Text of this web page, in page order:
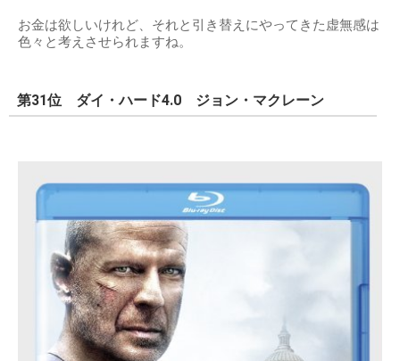
お金は欲しいけれど、それと引き替えにやってきた虚無感は
色々と考えさせられますね。
第31位 ダイ・ハード4.0 ジョン・マクレーン